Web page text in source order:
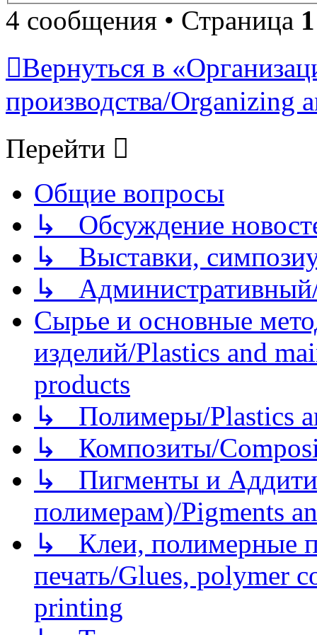
4 сообщения • Страница 1
Вернуться в
производства/Organizing
Перейти
Общие вопросы
↳ Обсуждение
↳ Выставки,
↳
Сырье и основные
изделий/Plastics and
products
↳ Полимеры/Plastics
↳ Композиты/
↳ Пигменты и
полимерам)/Pigments
↳ Клеи, полимерные
печать/Glues, polymer
printing